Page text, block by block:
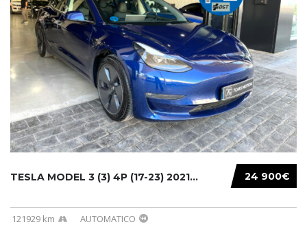
24 900€
TESLA MODEL 3 (3) 4P (17-23) 2021...
121929 km AUTOMATICO